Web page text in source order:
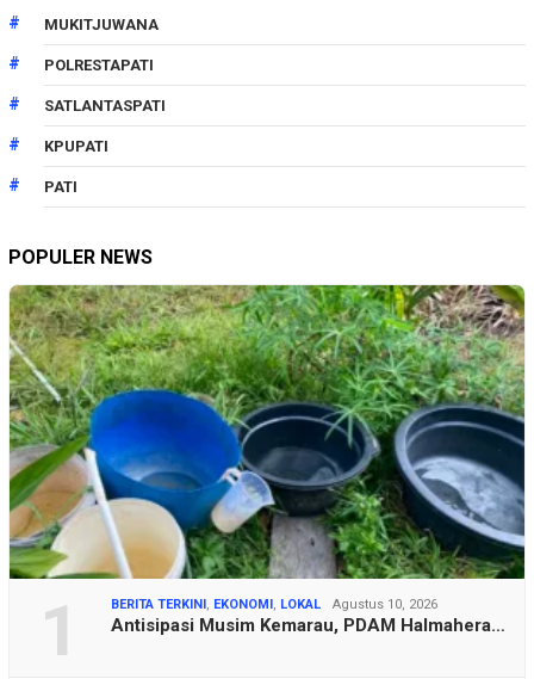
MUKITJUWANA
POLRESTAPATI
SATLANTASPATI
KPUPATI
PATI
POPULER NEWS
1 BERITA TERKINI , EKONOMI , LOKAL Agustus 10, 2026
Antisipasi Musim Kemarau, PDAM Halmahera…